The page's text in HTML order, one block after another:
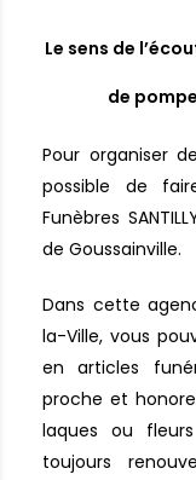
Le sens de
de
Pour organiser
possible de
Funèbres
de Goussainville.
Dans cette
la-Ville, vous
en articles
proche et
laques ou
toujours